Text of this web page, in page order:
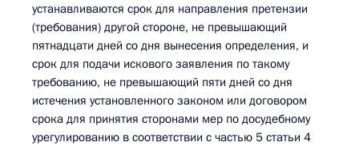
устанавливаются срок для направления претензии
(требования) другой стороне, не превышающий
пятнадцати дней со дня вынесения определения, и
срок для подачи искового заявления по такому
требованию, не превышающий пяти дней со дня
истечения установленного законом или договором
срока для принятия сторонами мер по досудебному
урегулированию в соответствии с частью 5 статьи 4